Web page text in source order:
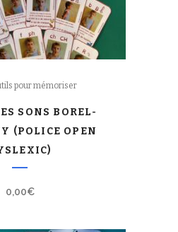
pour mémoriser
SONS BOREL-
(POLICE OPEN
0,00€